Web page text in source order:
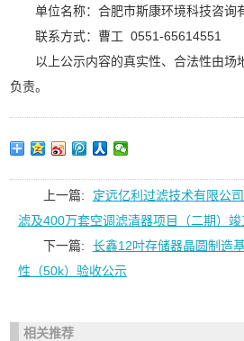
单位名称：合肥市斯康环境科技咨询
联系方式：曹工 0551-65614551
以上公示内容的真实性、合法性由场
负责。
上一篇:
定远亿利过滤技术有限公
滤及400万套空调滤清器项目（二期）
下一篇:
长鑫12吋存储器晶圆制造
性（50k）验收公示
相关推荐